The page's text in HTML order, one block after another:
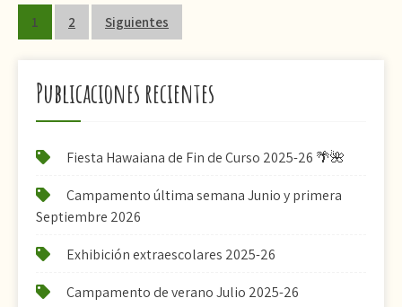
Paginación
entradas
1 2 Siguientes
Publicaciones recientes
Fiesta Hawaiana de Fin de Curso 2025-26 🌴🌺
Campamento última semana Junio y primera
Septiembre 2026
Exhibición extraescolares 2025-26
Campamento de verano Julio 2025-26